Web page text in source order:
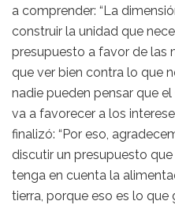
a comprender: “La
construir la unidad que
presupuesto a favor de las
que ver bien contra lo que
nadie pueden pensar que
va a favorecer a los
finalizó: “Por eso,
discutir un presupuesto
tenga en cuenta la
tierra, porque eso es lo que